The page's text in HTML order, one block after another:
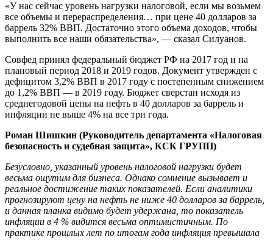
«У нас сейчас уровень нагрузки налоговой, если мы возьмем
все объемы и перераспределения… при цене 40 долларов за
баррель 32% ВВП. Достаточно этого объема доходов, чтобы
выполнить все наши обязательства», — сказал Силуанов.
Совфед принял федеральный бюджет РФ на 2017 год и на
плановый период 2018 и 2019 годов. Документ утвержден с
дефицитом 3,2% ВВП в 2017 году с постепенным снижением
до 1,2% ВВП — в 2019 году. Бюджет сверстан исходя из
среднегодовой цены на нефть в 40 долларов за баррель и
инфляции не выше 4% на все три года.
Роман Шишкин (Руководитель департамента «Налоговая
безопасность и судебная защита», КСК ГРУПП)
Безусловно, указанный уровень налоговой нагрузки будет
весьма ощутим для бизнеса. Однако сомнение вызывает и
реальное достижение таких показателей. Если аналитики
прогнозируют цену на нефть не ниже 40 долларов за баррель,
и данная планка видимо будет удержана, то показатель
инфляции в 4 % видится весьма оптимистичным. По
практике прошлых лет по итогам года инфляция превышала